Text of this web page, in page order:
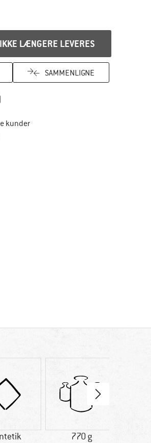
LÆNGERE LEVERES
SAMMENLIGNE
til returretten her Åbnes i en infoboks
kunder
certificeret - oplysningerne får du
770 g